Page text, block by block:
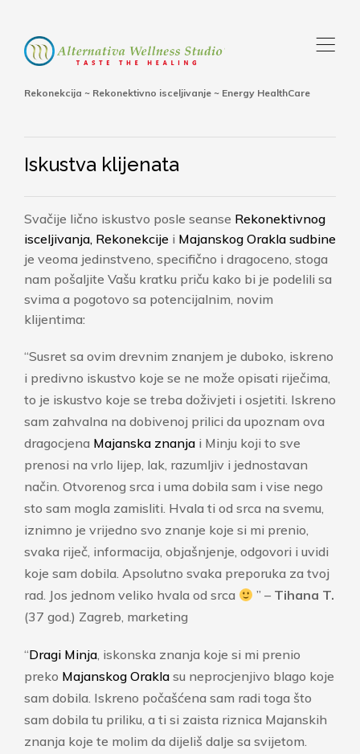
,
Rekonekcija ~ Rekonektivno isceljivanje ~ Energy HealthCare
Iskustva klijenata
Svačije lično iskustvo posle seanse Rekonektivnog
isceljivanja, Rekonekcije i Majanskog Orakla sudbine
je veoma jedinstveno, specifično i dragoceno, stoga
nam pošaljite Vašu kratku priču kako bi je podelili sa
svima a pogotovo sa potencijalnim, novim
klijentima:
“Susret sa ovim drevnim znanjem je duboko, iskreno
i predivno iskustvo koje se ne može opisati riječima,
to je iskustvo koje se treba doživjeti i osjetiti. Iskreno
sam zahvalna na dobivenoj prilici da upoznam ova
dragocjena Majanska znanja i Minju koji to sve
prenosi na vrlo lijep, lak, razumljiv i jednostavan
način. Otvorenog srca i uma dobila sam i vise nego
sto sam mogla zamisliti. Hvala ti od srca na svemu,
iznimno je vrijedno svo znanje koje si mi prenio,
svaka riječ, informacija, objašnjenje, odgovori i uvidi
koje sam dobila. Apsolutno svaka preporuka za tvoj
rad. Jos jednom veliko hvala od srca
” – Tihana T.
(37 god.) Zagreb, marketing
“Dragi Minja, iskonska znanja koje si mi prenio
preko Majanskog Orakla su neprocjenjivo blago koje
sam dobila. Iskreno počašćena sam radi toga što
sam dobila tu priliku, a ti si zaista riznica Majanskih
znanja koje te molim da dijeliš dalje sa svijetom.